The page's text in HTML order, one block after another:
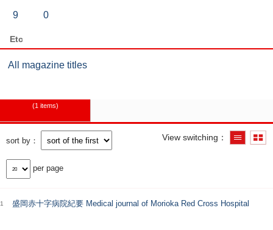
9 0
Etc
All magazine titles
1 items
sort by View switching
per page
1 盛岡赤十字病院紀要 Medical journal of Morioka Red Cross Hospital